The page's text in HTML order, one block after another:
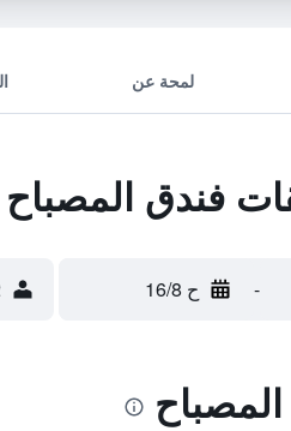
لمحة عن
فندق المصباح
- ح 16/8 2